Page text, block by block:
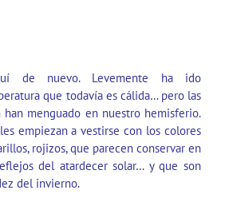
de nuevo. Levemente ha ido
que todavía es cálida… pero las
menguado en nuestro hemisferio.
empiezan a vestirse con los colores
rojizos, que parecen conservar en
del atardecer solar… y que son
del invierno.